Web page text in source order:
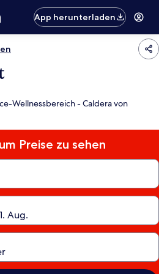
App herunterladen
Wellnessbereich - Caldera von
Preise zu sehen